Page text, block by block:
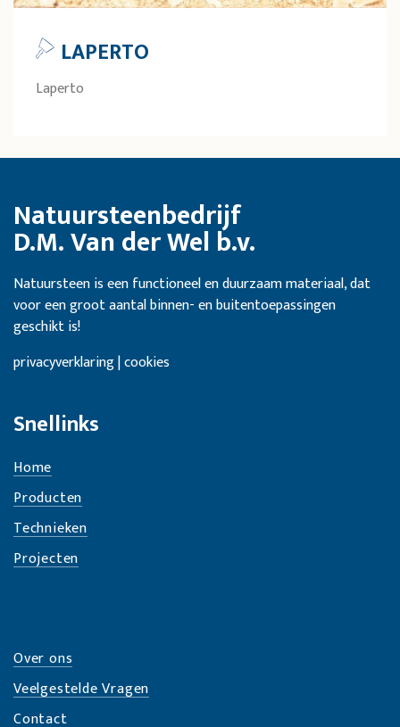
LAPERTO
Laperto
Natuursteenbedrijf
D.M. Van der Wel b.v.
Natuursteen is een functioneel en duurzaam materiaal, dat
voor een groot aantal binnen- en buitentoepassingen
geschikt is!
privacyverklaring | cookies
Snellinks
Home
Producten
Technieken
Projecten
Over ons
Veelgestelde Vragen
Contact